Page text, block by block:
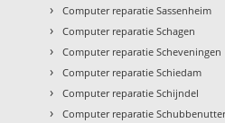
› Computer reparatie Sassenheim
› Computer reparatie Schagen
› Computer reparatie Scheveningen
› Computer reparatie Schiedam
› Computer reparatie Schijndel
› Computer reparatie